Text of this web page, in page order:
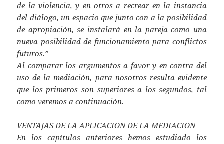
de la violencia, y en otros a recrear en la instancia
del diálogo, un espacio que junto con a la posibilidad
de apropiación, se instalará en la pareja como una
nueva posibilidad de funcionamiento para conflictos
futuros.”
Al comparar los argumentos a favor y en contra del
uso de la mediación, para nosotros resulta evidente
que los primeros son superiores a los segundos, tal
como veremos a continuación.
VENTAJAS DE LA APLICACION DE LA MEDIACION
En los capítulos anteriores hemos estudiado los